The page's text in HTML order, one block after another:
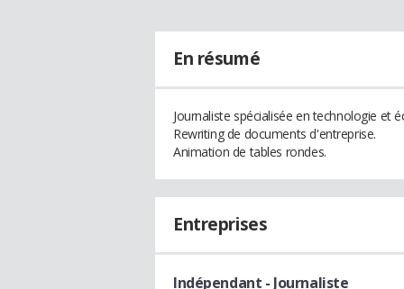
En résumé
Journaliste spécialisée en technologie et
Rewriting de documents d'entreprise.
Animation de tables rondes.
Entreprises
Indépendant - Journaliste